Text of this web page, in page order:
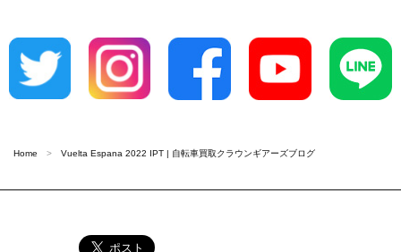
Home Vuelta Espana 2022 IPT | 自転車買取クラウンギアーズブログ